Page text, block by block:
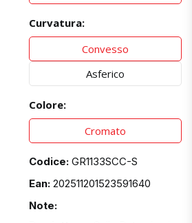
Curvatura:
Convesso
Asferico
Colore:
Cromato
Codice: GR1133SCC-S
Ean: 202511201523591640
Note: